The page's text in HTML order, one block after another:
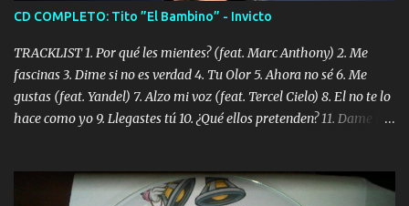
CD COMPLETO: Tito ”El Bambino” - Invicto
TRACKLIST 1. Por qué les mientes? (feat. Marc Anthony) 2. Me
fascinas 3. Dime si no es verdad 4. Tu Olor 5. Ahora no sé 6. Me
gustas (feat. Yandel) 7. Alzo mi voz (feat. Tercel Cielo) 8. El no te lo
hace como yo 9. Llegastes tú 10. ¿Qué ellos pretenden? 11. Dame la
Digital Booklet – Invicto ----------------------------- Nota: